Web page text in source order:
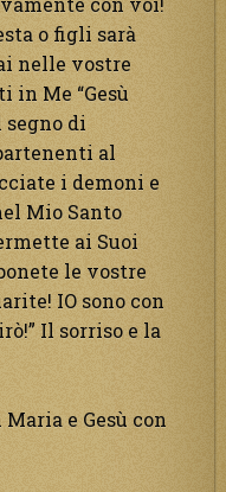
o figli sarà
nelle vostre
in Me “Gesù
segno di
al
i demoni e
Mio Santo
ai Suoi
le vostre
IO sono con
Il sorriso e la
e Gesù con